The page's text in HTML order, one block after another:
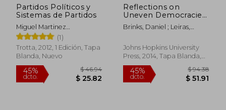
dcto. $ 20.95 dcto.
Partidos Políticos y
Sistemas de Partidos
Miguel Martinez
Cuadrado,Manuel Mella
Marquez
(1)
Trotta, 2012, 1 Edición, Tapa
Blanda, Nuevo
Reflections on
Uneven Democracies:
The Legacy of
Guillermo O'Donnell
Brinks, Daniel ; Leiras,
Scott
Johns Hopkins University
Press, 2014, Tapa Blanda,
Nuevo